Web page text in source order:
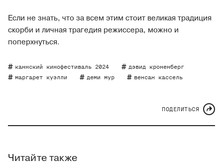
Если не знать, что за всем этим стоит великая традиция
скорби и личная трагедия режиссера, можно и
поперхнуться.
каннский кинофестиваль 2024
дэвид кроненберг
маргарет куэлли
деми мур венсан кассель
ПОДЕЛИТЬСЯ
Читайте также